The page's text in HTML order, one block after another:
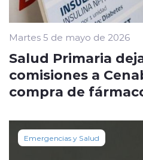
Martes 5 de mayo de 2026
Salud Primaria
comisiones a
compra de
Emergencias y Salud